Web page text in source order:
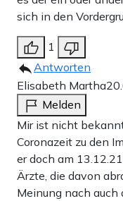
sich in den
1
Antworten
Elisabeth Martha
Melden
Mir ist nicht
Coronazeit zu den
er doch am
Ärzte, die davon
Meinung nach